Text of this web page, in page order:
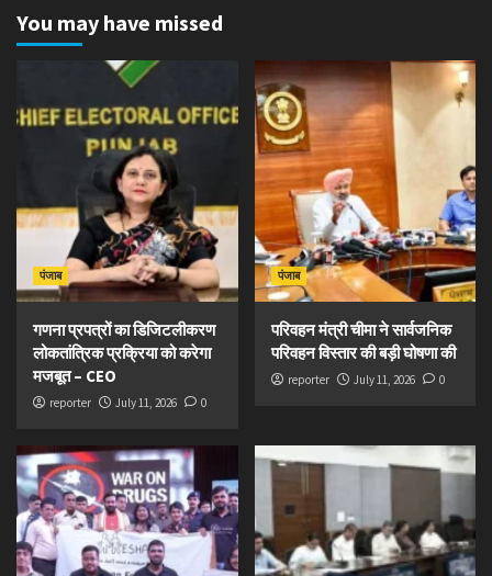
You may have missed
पंजाब
गणना प्रपत्रों का डिजिटलीकरण
लोकतांत्रिक प्रक्रिया को करेगा
मजबूत – CEO
reporter July 11, 2026 0
पंजाब
परिवहन मंत्री चीमा ने सार्वजनिक
परिवहन विस्तार की बड़ी घोषणा की
reporter July 11, 2026 0